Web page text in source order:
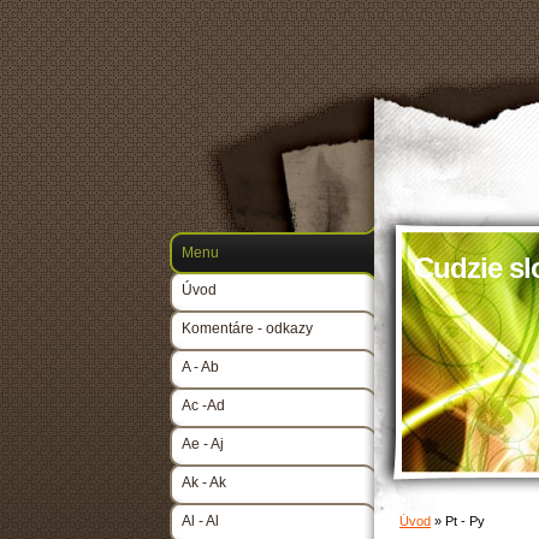
Cudzie
Úvod » Pt - Py
Menu
Úvod
Komentáre - odkazy
A - Ab
Ac -Ad
Ae - Aj
Ak - Ak
Al - Al